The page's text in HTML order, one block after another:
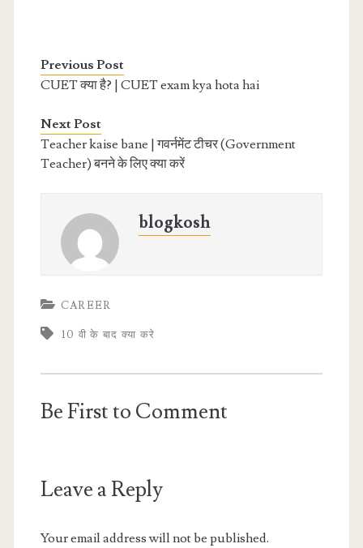
Previous Post
CUET क्या है? | CUET exam kya hota hai
Next Post
Teacher kaise bane | गवर्नमेंट टीचर (Government
Teacher) बनने के लिए क्या करें
blogkosh
CAREER
10 वी के बाद क्या करे
Be First to Comment
Leave a Reply
Your email address will not be published.